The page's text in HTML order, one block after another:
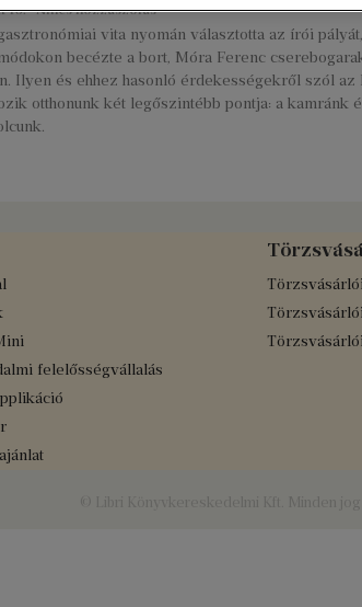
10. Nincs hozzászólás
vita nyomán választotta az írói
becézte a bort, Móra Ferenc
Ilyen és ehhez hasonló érdekességekről szól az
otthonunk két legőszintébb pontja: a kamránk
felelősségvállalás